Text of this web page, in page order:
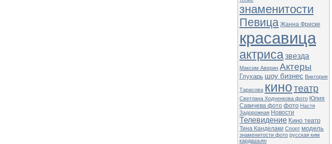
знаменитости
Певица Жанна Фриске
красавица
актрисазвезда
Максим Аверин Актеры
Глухарь шоу бизнес Виктория
Тарасова кинотеатр
Светлана Ходченкова фото Юлия
Савичева фото фото Настя
Задорожная Новости
Телевидение Кино театр
Тина Канделаки Спорт модель
знаменитости фото русская ким
кардашьян